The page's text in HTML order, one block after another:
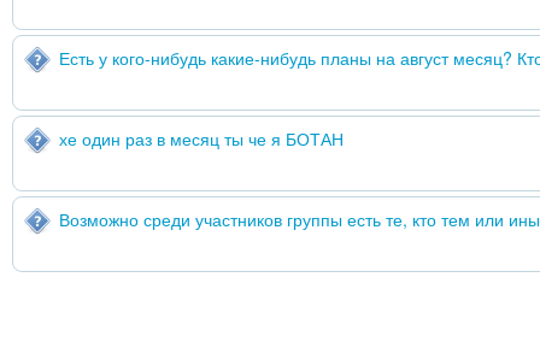
Есть у кого-нибудь какие-нибудь планы на август месяц?
хе один раз в месяц ты че я БОТАН
Возможно среди участников группы есть те, кто тем или